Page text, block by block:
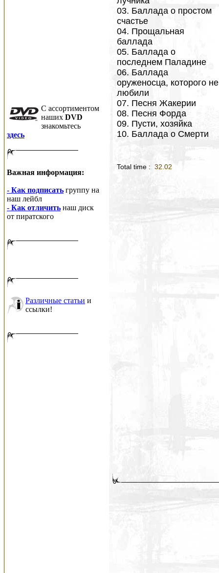
C ассортиментом
наших DVD
знакомьтесь
здесь
Важная информация:
- Как подписать группу на
наш лейбл
- Как отличить наш диск
от пиратского
Различные статьи и
ссылки!
03. Баллада о простом
счастье
04. Прощальная
баллада
05. Баллада о
последнем Паладине
06. Баллада
оруженосца, которого не
любили
07. Песня Жакерии
08. Песня Форда
09. Пусти, хозяйка
10. Баллада о Смерти
Total time : 32.02